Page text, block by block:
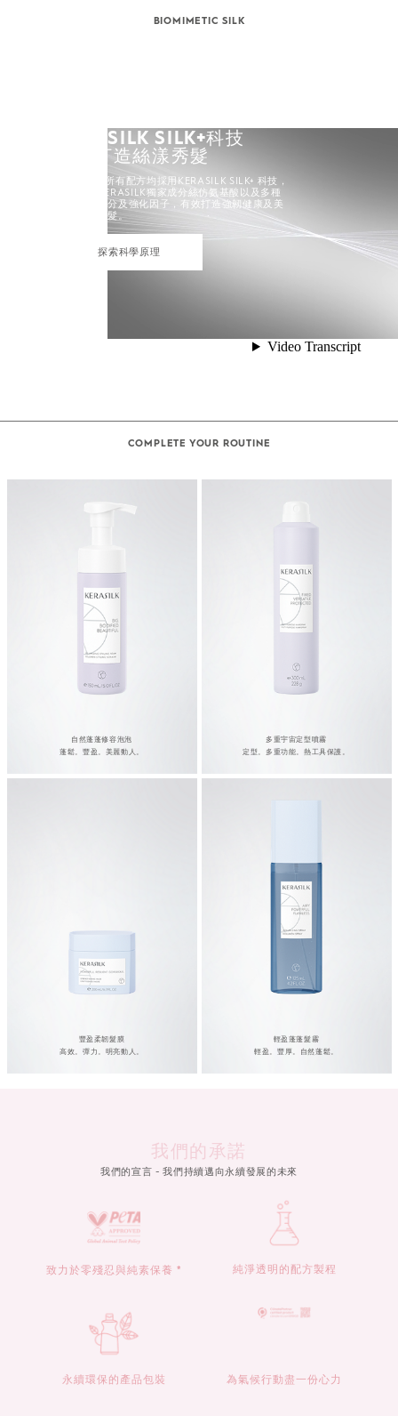
BIOMIMETIC SILK
KERASILK SILK+科技
完美打造絲漾秀髮
KERASILK所有配方均採用KERASILK SILK+ 科技，
當中蘊含KERASILK獨家成分絲仿氨基酸以及多種
優選高效成分及強化因子，有效打造強韌健康及美
麗動人的頭髮。
探索科學原理
COMPLETE YOUR ROUTINE
自然蓬蓬修容泡泡
蓬鬆。豐盈。美麗動人。
多重宇宙定型噴霧
定型。多重功能。熱工具保護。
豐盈柔韌髮膜
高效。彈力。明亮動人。
輕盈蓬蓬髮霧
輕盈。豐厚。自然蓬鬆。
我們的承諾
我們的宣言 - 我們持續邁向永續發展的未來
致力於零殘忍與純素保養 * 純淨透明的配方製程
永續環保的產品包裝 為氣候行動盡一份心力